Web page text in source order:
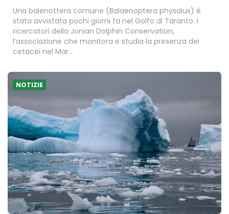
Una balenottera comune (Balaenoptera physalus) è
stata avvistata pochi giorni fa nel Golfo di Taranto. I
ricercatori della Jonian Dolphin Conservation,
l’associazione che monitora e studia la presenza dei
cetacei nel Mar…
NOTIZIE